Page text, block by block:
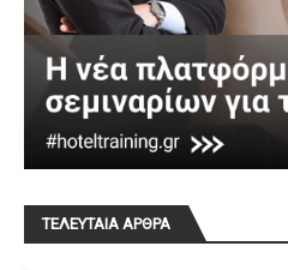
ΤΕΛΕΥΤΑΙΑ ΑΡΘΡΑ